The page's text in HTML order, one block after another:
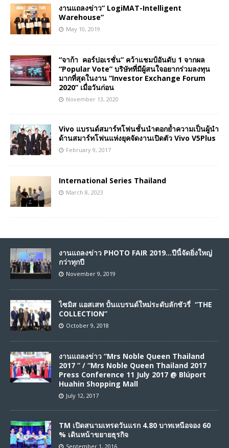
งานแถลงข่าว” LogiMAT-Intelligent
Warehouse”
May 10, 2019
“จาก้า คอร์ปอเรชั่น” คว้าแชมป์อันดับ 1 จากผล
“Popular Vote” บริษัทที่มีผู้สนใจอยากร่วมลงทุน
มากที่สุดในงาน “Investor Exchange Forum
2020” เมื่อวันก่อน
November 13, 2020
Vivo แบรนด์สมาร์ทโฟนชั้นนำตอกย้ำความเป็นผู้นำ
ด้านสมาร์ทโฟนแห่งยุคจัดงานเปิดตัว Vivo V5Plus
February 9, 2017
International Series Thailand
March 8, 2023
งานแถลงข่าว PHOTO FAIR 2019…ปีนี้จัดยิ่งใหญ่
กว่าทุกปี
November 9, 2019
ไซมิส แอสเสท ปั้นแบรนด์ใหม่ระดับลักชัวรี่ “THE
COLLECTION”
October 9, 2018
งานแถลงข่าว “Mrs Noble Queen Thailand
2017 ” / “Mrs Noble Queen Thailand 2017
Press Conference 11 July 2017 @ Blúport
Huahin Shopping Mall
July 12, 2017
TM เปิดสนามเทรดวันแรก 4.80 บาทเหนือจอง 60
% เดินหน้าขยายธุรกิจ
September 1, 2016